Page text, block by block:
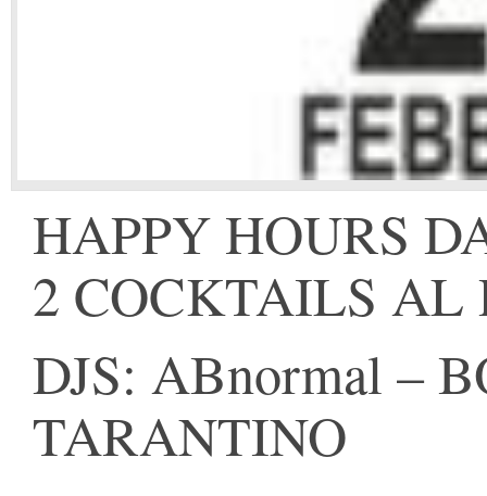
HAPPY HOURS
2 COCKTAILS AL
DJS: ABnormal –
TARANTINO